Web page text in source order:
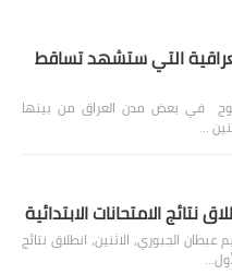
التي ستشهد تساقط
في بعض مدن العراق من بينها
نتائج الامتحانات الابتدائية
عبطان الجبوري، الاثنين، انطلاق نتائج